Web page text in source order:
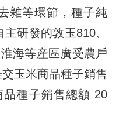
雜等環節，種子純
研發的敦玉810、
海等産區廣受農戶
玉米商品種子銷售
品種子銷售總額 20